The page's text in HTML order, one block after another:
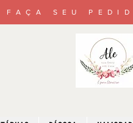
FAÇA SEU